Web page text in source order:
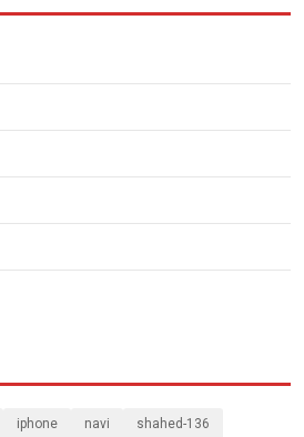
iphone navi shahed-136